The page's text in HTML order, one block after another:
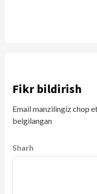
Fikr bildirish
Email manzilingiz chop
belgilangan
Sharh